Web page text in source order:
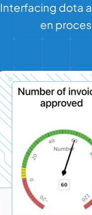
Interfacing dota
en